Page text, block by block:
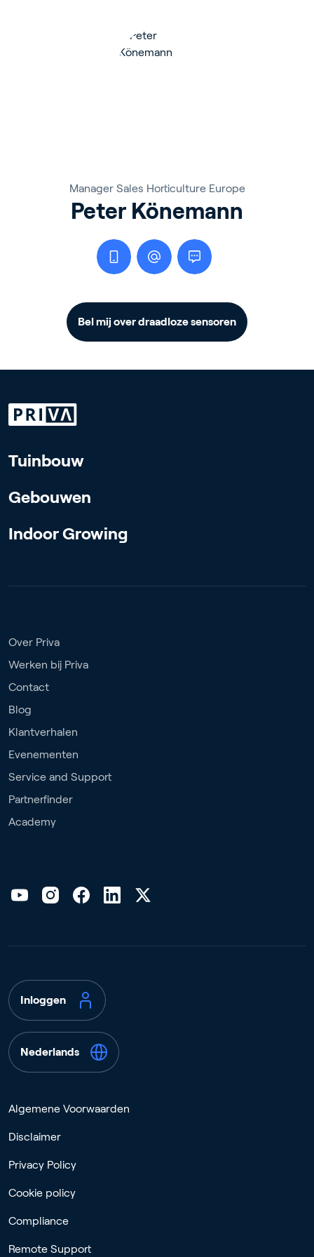
Manager Sales Horticulture Europe
Peter Könemann
Bel mij over draadloze sensoren
Tuinbouw
Gebouwen
Indoor Growing
Over Priva
Werken bij Priva
Contact
Blog
Klantverhalen
Evenementen
Service and Support
Partnerfinder
Academy
Inloggen
Nederlands
Algemene Voorwaarden
Disclaimer
Privacy Policy
Cookie policy
Compliance
Remote Support